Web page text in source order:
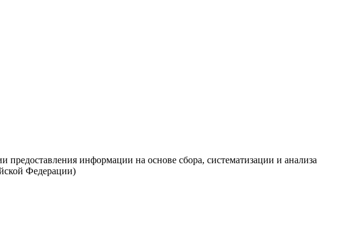
предоставления информации на основе сбора, систематизации и анализа
Федерации)